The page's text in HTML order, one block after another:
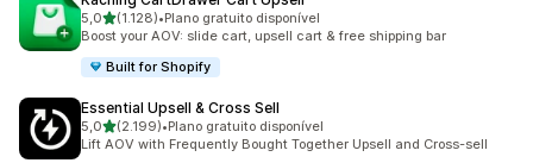
5,0de 5 estrelas
(1.128)
1128 total de avaliações
•Plano gratuito disponível
Boost your AOV: slide cart, upsell cart & free shipping bar
Built for Shopify
Essential Upsell & Cross Sell
5,0de 5 estrelas
(2.199)
2199 total de avaliações
•Plano gratuito disponível
Lift AOV with Frequently Bought Together Upsell and Cross-sell